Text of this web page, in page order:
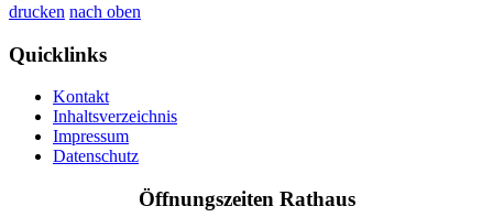
drucken nach oben
Quicklinks
Kontakt
Inhaltsverzeichnis
Impressum
Datenschutz
Öffnungszeiten Rathaus